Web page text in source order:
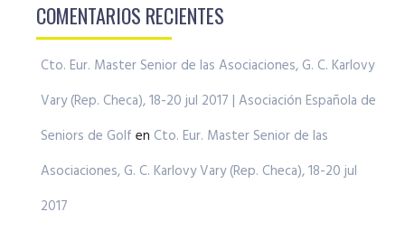
COMENTARIOS RECIENTES
Cto. Eur. Master Senior de las Asociaciones, G. C. Karlovy
Vary (Rep. Checa), 18-20 jul 2017 | Asociación Española de
Seniors de Golf en Cto. Eur. Master Senior de las
Asociaciones, G. C. Karlovy Vary (Rep. Checa), 18-20 jul
2017